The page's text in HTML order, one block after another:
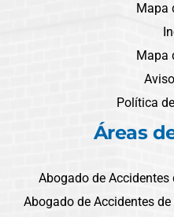
Mapa
Mapa
Política
Áreas
Abogado de Accidentes
Abogado de Accidentes